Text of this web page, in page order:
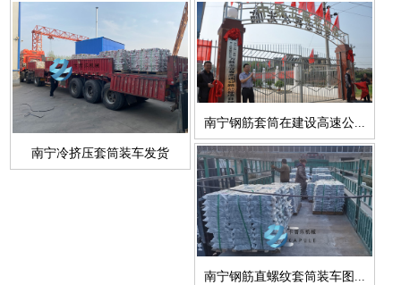
南宁冷挤压套筒装车发货
南宁钢筋套筒在建设高速公...
南宁钢筋直螺纹套筒装车图...